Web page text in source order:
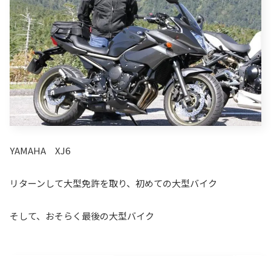
YAMAHA XJ6
リターンして大型免許を取り、初めての大型バイク
そして、おそらく最後の大型バイク